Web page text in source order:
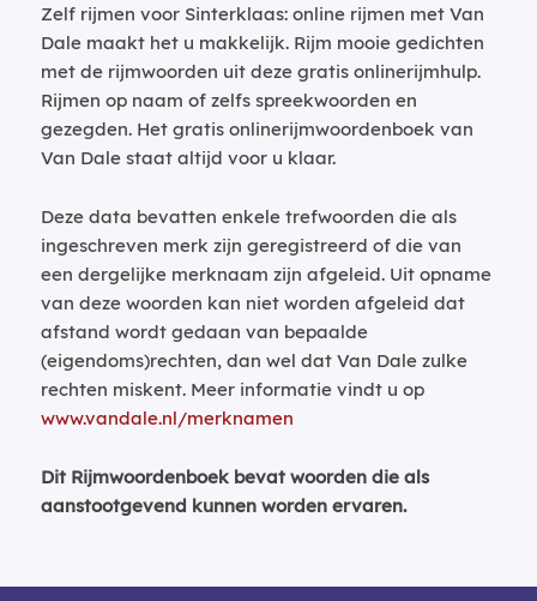
Zelf rijmen voor Sinterklaas: online rijmen met Van
Dale maakt het u makkelijk. Rijm mooie gedichten
met de rijmwoorden uit deze gratis onlinerijmhulp.
Rijmen op naam of zelfs spreekwoorden en
gezegden. Het gratis onlinerijmwoordenboek van
Van Dale staat altijd voor u klaar.
Deze data bevatten enkele trefwoorden die als
ingeschreven merk zijn geregistreerd of die van
een dergelijke merknaam zijn afgeleid. Uit opname
van deze woorden kan niet worden afgeleid dat
afstand wordt gedaan van bepaalde
(eigendoms)rechten, dan wel dat Van Dale zulke
rechten miskent. Meer informatie vindt u op
www.vandale.nl/merknamen
Dit Rijmwoordenboek bevat woorden die als
aanstootgevend kunnen worden ervaren.